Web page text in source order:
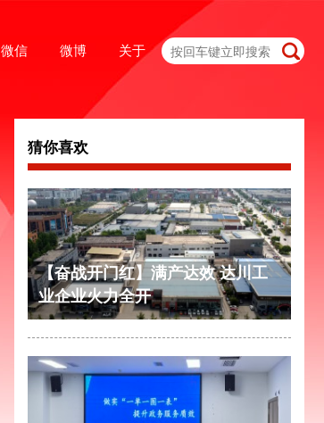
微信 微博 关于
猜你喜欢
【奋战开门红】满产达效 达川工
业企业火力全开